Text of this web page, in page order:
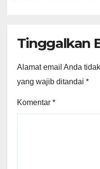
Tinggalkan
Alamat email Anda
yang wajib ditandai *
Komentar *